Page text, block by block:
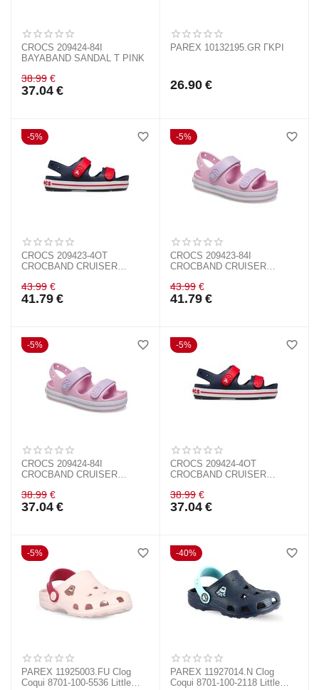
CROCS 209424-84I
BAYABAND SANDAL T PINK
38.99 €
37.04 €
PAREX 10132195.GR ΓΚΡΙ
26.90 €
5%
CROCS 209423-4OT
CROCBAND CRUISER
43.99 €
41.79 €
5%
CROCS 209423-84I
CROCBAND CRUISER
LAVENDER
43.99 €
41.79 €
5%
CROCS 209424-84I
CROCBAND CRUISER
38.99 €
37.04 €
5%
CROCS 209424-4OT
CROCBAND CRUISER
38.99 €
37.04 €
5%
PAREX 11925003.FU Clog
Coqui 8701-100-5536 Little
40%
PAREX 11927014.N Clog
Coqui 8701-100-2118 Little